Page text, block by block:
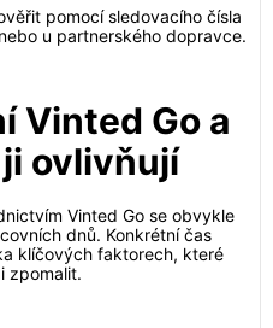
pomocí sledovacího čísla
u partnerského dopravce.
Vinted Go a
ovlivňují
Vinted Go se obvykle
dnů. Konkrétní čas
klíčových faktorech, které
zpomalit.